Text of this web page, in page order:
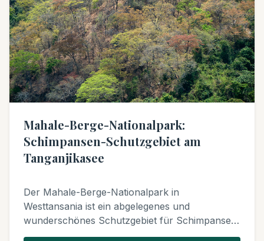
Mahale-Berge-Nationalpark:
Schimpansen-Schutzgebiet am
Tanganjikasee
Der Mahale-Berge-Nationalpark in
Westtansania ist ein abgelegenes und
wunderschönes Schutzgebiet für Schimpansen
vor der atemberaubenden Kulisse bewaldeter